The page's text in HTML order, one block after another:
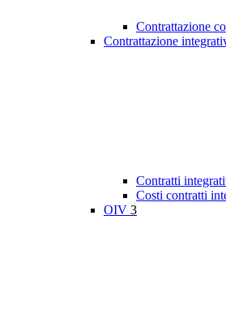
Contrattazione
Contrattazione
Contratti
Costi contratti
OIV 3